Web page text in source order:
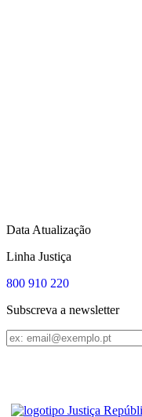
Data Atualização
Linha Justiça
800 910 220
Subscreva a newsletter